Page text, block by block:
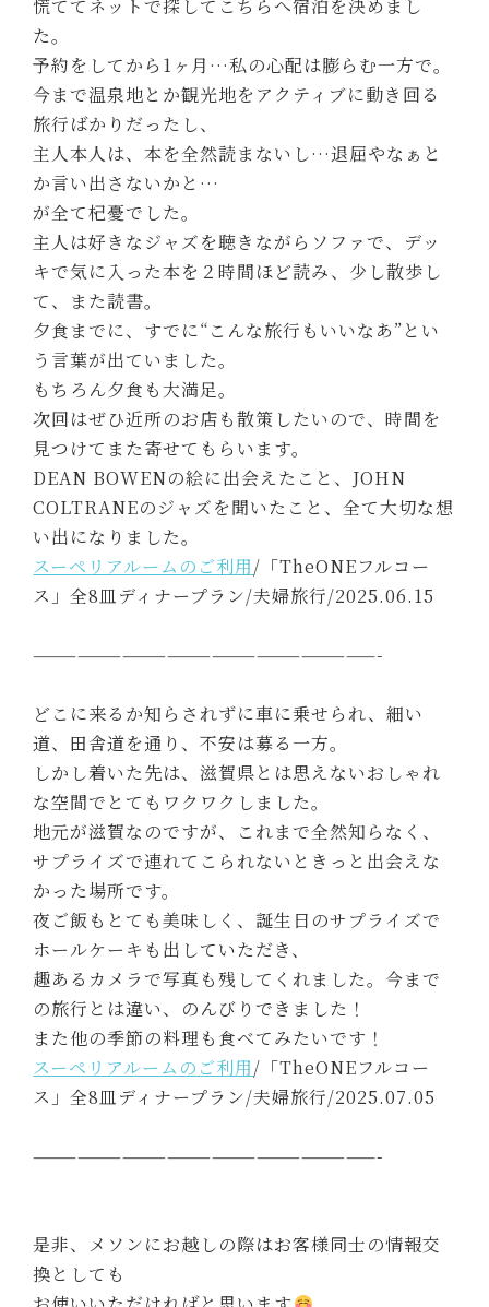
慌ててネットで探してこちらへ宿泊を決めまし
た。
予約をしてから1ヶ月…私の心配は膨らむ一方で。
今まで温泉地とか観光地をアクティブに動き回る
旅行ばかりだったし、
主人本人は、本を全然読まないし…退屈やなぁと
か言い出さないかと…
が全て杞憂でした。
主人は好きなジャズを聴きながらソファで、デッ
キで気に入った本を２時間ほど読み、少し散歩し
て、また読書。
夕食までに、すでに“こんな旅行もいいなあ”とい
う言葉が出ていました。
もちろん夕食も大満足。
次回はぜひ近所のお店も散策したいので、時間を
見つけてまた寄せてもらいます。
DEAN BOWENの絵に出会えたこと、JOHN
COLTRANEのジャズを聞いたこと、全て大切な想
い出になりました。
スーペリアルームのご利用/「TheONEフルコー
ス」全8皿ディナープラン/夫婦旅行/2025.06.15
———————————————————————-
どこに来るか知らされずに車に乗せられ、細い
道、田舎道を通り、不安は募る一方。
しかし着いた先は、滋賀県とは思えないおしゃれ
な空間でとてもワクワクしました。
地元が滋賀なのですが、これまで全然知らなく、
サプライズで連れてこられないときっと出会えな
かった場所です。
夜ご飯もとても美味しく、誕生日のサプライズで
ホールケーキも出していただき、
趣あるカメラで写真も残してくれました。今まで
の旅行とは違い、のんびりできました！
また他の季節の料理も食べてみたいです！
スーペリアルームのご利用/「TheONEフルコー
ス」全8皿ディナープラン/夫婦旅行/2025.07.05
———————————————————————-
是非、メソンにお越しの際はお客様同士の情報交
換としても